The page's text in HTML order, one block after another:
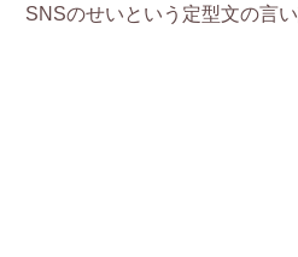
SNSのせいという定型文の言